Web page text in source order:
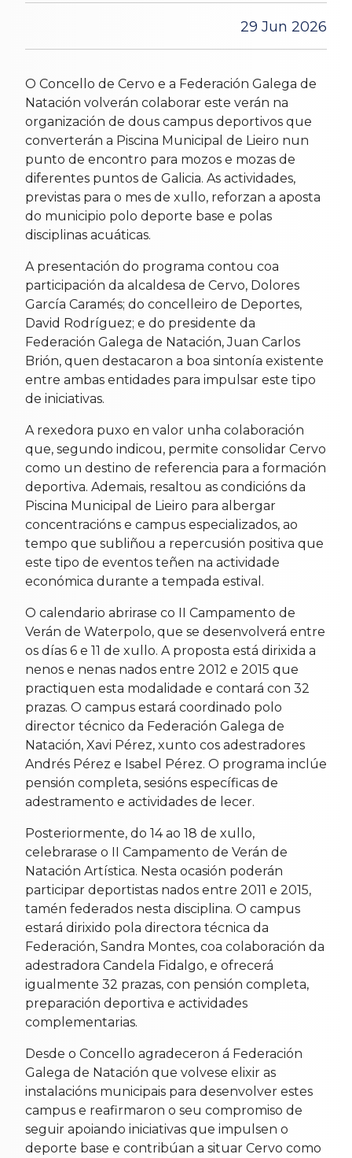
29 Jun 2026
O Concello de Cervo e a Federación Galega de
Natación volverán colaborar este verán na
organización de dous campus deportivos que
converterán a Piscina Municipal de Lieiro nun
punto de encontro para mozos e mozas de
diferentes puntos de Galicia. As actividades,
previstas para o mes de xullo, reforzan a aposta
do municipio polo deporte base e polas
disciplinas acuáticas.
A presentación do programa contou coa
participación da alcaldesa de Cervo, Dolores
García Caramés; do concelleiro de Deportes,
David Rodríguez; e do presidente da
Federación Galega de Natación, Juan Carlos
Brión, quen destacaron a boa sintonía existente
entre ambas entidades para impulsar este tipo
de iniciativas.
A rexedora puxo en valor unha colaboración
que, segundo indicou, permite consolidar Cervo
como un destino de referencia para a formación
deportiva. Ademais, resaltou as condicións da
Piscina Municipal de Lieiro para albergar
concentracións e campus especializados, ao
tempo que subliñou a repercusión positiva que
este tipo de eventos teñen na actividade
económica durante a tempada estival.
O calendario abrirase co II Campamento de
Verán de Waterpolo, que se desenvolverá entre
os días 6 e 11 de xullo. A proposta está dirixida a
nenos e nenas nados entre 2012 e 2015 que
practiquen esta modalidade e contará con 32
prazas. O campus estará coordinado polo
director técnico da Federación Galega de
Natación, Xavi Pérez, xunto cos adestradores
Andrés Pérez e Isabel Pérez. O programa inclúe
pensión completa, sesións específicas de
adestramento e actividades de lecer.
Posteriormente, do 14 ao 18 de xullo,
celebrarase o II Campamento de Verán de
Natación Artística. Nesta ocasión poderán
participar deportistas nados entre 2011 e 2015,
tamén federados nesta disciplina. O campus
estará dirixido pola directora técnica da
Federación, Sandra Montes, coa colaboración da
adestradora Candela Fidalgo, e ofrecerá
igualmente 32 prazas, con pensión completa,
preparación deportiva e actividades
complementarias.
Desde o Concello agradeceron á Federación
Galega de Natación que volvese elixir as
instalacións municipais para desenvolver estes
campus e reafirmaron o seu compromiso de
seguir apoiando iniciativas que impulsen o
deporte base e contribúan a situar Cervo como